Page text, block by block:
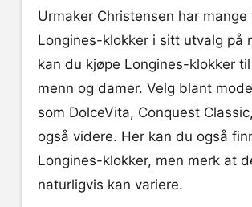
Urmaker Christensen har mange
Longines-klokker i sitt utvalg på
kan du kjøpe Longines-klokker
menn og damer. Velg blant
som DolceVita, Conquest
også videre. Her kan du også
Longines-klokker, men merk at
naturligvis kan variere.